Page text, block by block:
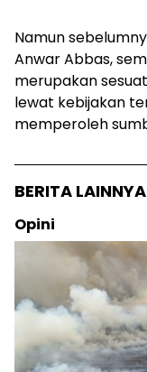
Namun
Anwar Abbas,
merupakan
lewat kebijakan
memperoleh
BERITA LAINNYA
Opini